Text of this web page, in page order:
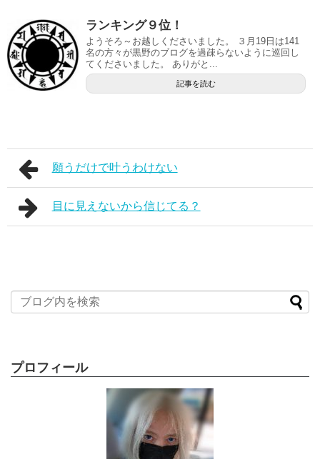
ランキング９位！
ようそろ～お越しくださいました。 ３月19日は141
名の方々が黒野のブログを過疎らないように巡回し
てくださいました。 ありがと...
記事を読む
願うだけで叶うわけない
目に見えないから信じてる？
プロフィール